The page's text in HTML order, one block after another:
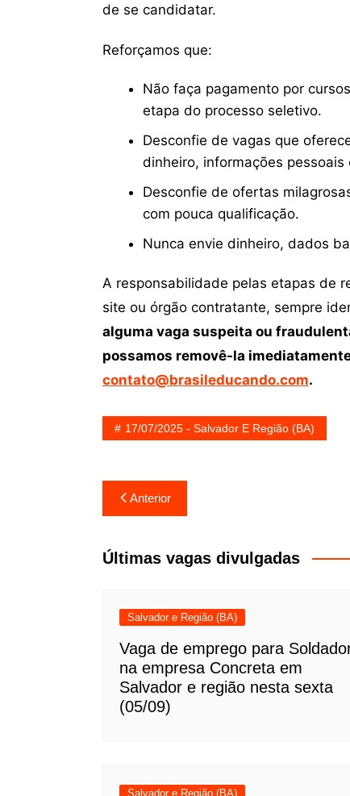
de se candidatar.
Reforçamos que:
Não faça pagamento por
etapa do processo seletivo.
Desconfie de vagas que
dinheiro, informações
Desconfie de ofertas
com pouca qualificação.
Nunca envie dinheiro, dados
A responsabilidade pelas etapas de
site ou órgão contratante, sempre
alguma vaga suspeita ou
possamos removê-la
contato@brasileducando.com.
17/07/2025 - Salvador E Região (BA)
Navegação
de
Post
Anterior
Últimas vagas divulgadas
Salvador e Região (BA)
Vaga de emprego para
na empresa Concreta em
Salvador e região nesta sexta
(05/09)
Salvador e Região (BA)